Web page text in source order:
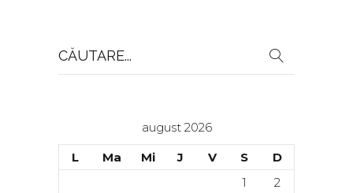
Search
august 2026
L
Ma Mi J V S
D
1
2